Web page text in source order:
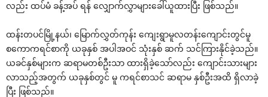
လည်း ထပ်မံ ခန့်အပ် ရန် ‌လျှောက်လွှာများ‌ခေါ်ယူထားပြီး ဖြစ်သည်။
ထန်းတပင်မြို့နယ်၊ ‌မြောက်လွှတ်ကုန်း ‌ကျေးရွာမူလတန်း‌ကျောင်းတွင်မူ
စ‌ကောကရင်စာကို ယခုနှစ် အပါအဝင် သုံးနှစ် ဆက် သင်ကြားနိုင်ခဲ့သည်။
ယခင်နှစ်များက ဆရာမတစ်ဦးသာ ထားရှိခဲ့‌သော်လည်း ‌ကျောင်းသားများ
လာသည့်အတွက် ယခုနှစ်တွင် မူ ကရင်စာသင် ဆရာမ နှစ်ဦးအထိ ရှိလာခဲ့
ပြီး ဖြစ်သည်။